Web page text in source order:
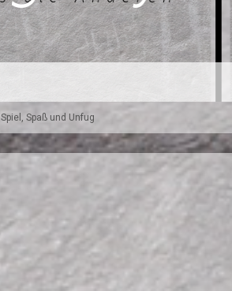
Spiel, Spaß und Unfug